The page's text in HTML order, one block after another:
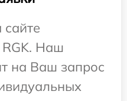
сайте
RGK. Наш
на Ваш запрос